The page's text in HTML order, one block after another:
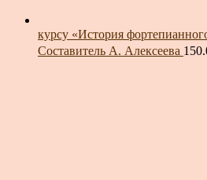
курсу «История
Составитель А. Алексеева